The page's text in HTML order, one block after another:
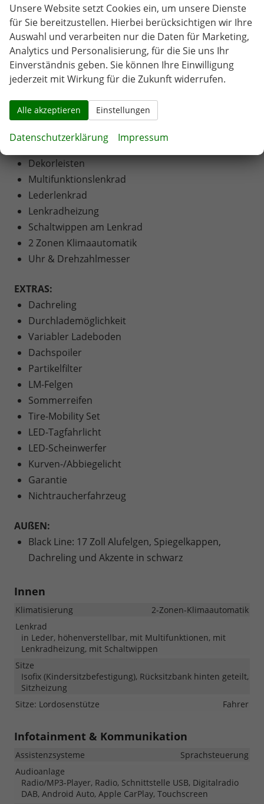
Außenspiegel beheizbar
el. Fensterheber vorne und hinten
Polsterstoff
Sitzheizung vorne
Vordersitze höhenverstellbar
el. Lendenwirbelstütze vorne
Armlehnen vorne und hinten
Kindersitzvorbereitung (ISOFIX)
Rücksitzbank teilbar
Dekorleisten
Multifunktionslenkrad
Lederlenkrad
Lenkradheizung
Schaltwippen am Lenkrad
2 Zonen Klimaautomatik
Uhr & Drehzahlmesser
EXTRAS:
Dachreling
Durchlademöglichkeit
Variabler Ladeboden
Dachspoiler
Partikelfilter
LM-Felgen
Sommerreifen
Tire-Mobility Set
LED-Tagfahrlicht
LED-Scheinwerfer
Kurven-/Abbiegelicht
Garantie
Nichtraucherfahrzeug
AUßEN:
Black Line: 17 Zoll Alufelgen, Spiegelkappen,
Dachreling und Akzente in schwarz
Innen
Klimatisierung
2-Zonen-Klimaautomatik
Lenkrad
in Leder, höhenverstellbar, mit Multifunktionen, mit
Lenkradheizung, mit Schaltwippen
Sitze
Isofix (Kindersitzbefestigung), Rücksitzbank hinten geteilt,
Sitzheizung
Sitze: Lordosenstütze
Fahrer
Infotainment & Kommunikation
Assistenzsysteme
Sprachsteuerung
Audioanlage
Radio/MP3-Player, Radio, Schnittstelle USB, Digitalradio
DAB, Android Auto, Apple CarPlay, Touchscreen
Unsere Website setzt Cookies ein, um unsere Dienste
für Sie bereitzustellen. Hierbei berücksichtigen wir Ihre
Auswahl und verarbeiten nur die Daten für Marketing,
Analytics und Personalisierung, für die Sie uns Ihr
Einverständnis geben. Sie können Ihre Einwilligung
jederzeit mit Wirkung für die Zukunft widerrufen.
Alle akzeptieren Einstellungen
Datenschutzerklärung Impressum